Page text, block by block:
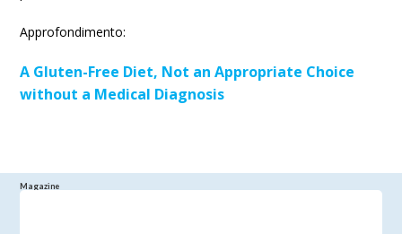
Approfondimento:
A Gluten-Free Diet, Not an Appropriate Choice
without a Medical Diagnosis
Magazine